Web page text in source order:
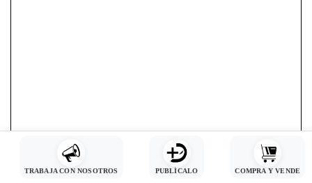
TRABAJA CON NOSOTROS PUBLÍCALO COMPRA Y VENDE